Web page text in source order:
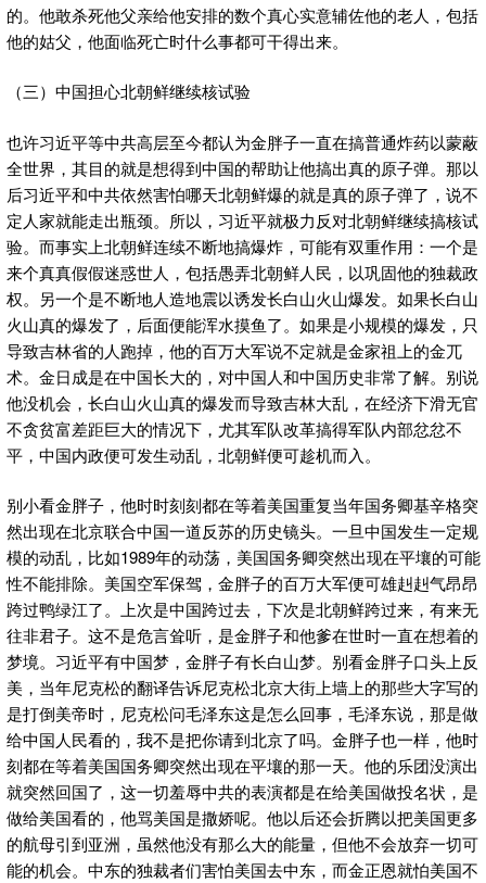
的。他敢杀死他父亲给他安排的数个真心实意辅佐他的老人，包括
他的姑父，他面临死亡时什么事都可干得出来。
（三）中国担心北朝鲜继续核试验
也许习近平等中共高层至今都认为金胖子一直在搞普通炸药以蒙蔽
全世界，其目的就是想得到中国的帮助让他搞出真的原子弹。那以
后习近平和中共依然害怕哪天北朝鲜爆的就是真的原子弹了，说不
定人家就能走出瓶颈。所以，习近平就极力反对北朝鲜继续搞核试
验。而事实上北朝鲜连续不断地搞爆炸，可能有双重作用：一个是
来个真真假假迷惑世人，包括愚弄北朝鲜人民，以巩固他的独裁政
权。另一个是不断地人造地震以诱发长白山火山爆发。如果长白山
火山真的爆发了，后面便能浑水摸鱼了。如果是小规模的爆发，只
导致吉林省的人跑掉，他的百万大军说不定就是金家祖上的金兀
术。金日成是在中国长大的，对中国人和中国历史非常了解。别说
他没机会，长白山火山真的爆发而导致吉林大乱，在经济下滑无官
不贪贫富差距巨大的情况下，尤其军队改革搞得军队内部忿忿不
平，中国内政便可发生动乱，北朝鲜便可趁机而入。
别小看金胖子，他时时刻刻都在等着美国重复当年国务卿基辛格突
然出现在北京联合中国一道反苏的历史镜头。一旦中国发生一定规
模的动乱，比如1989年的动荡，美国国务卿突然出现在平壤的可能
性不能排除。美国空军保驾，金胖子的百万大军便可雄赳赳气昂昂
跨过鸭绿江了。上次是中国跨过去，下次是北朝鲜跨过来，有来无
往非君子。这不是危言耸听，是金胖子和他爹在世时一直在想着的
梦境。习近平有中国梦，金胖子有长白山梦。别看金胖子口头上反
美，当年尼克松的翻译告诉尼克松北京大街上墙上的那些大字写的
是打倒美帝时，尼克松问毛泽东这是怎么回事，毛泽东说，那是做
给中国人民看的，我不是把你请到北京了吗。金胖子也一样，他时
刻都在等着美国国务卿突然出现在平壤的那一天。他的乐团没演出
就突然回国了，这一切羞辱中共的表演都是在给美国做投名状，是
做给美国看的，他骂美国是撒娇呢。他以后还会折腾以把美国更多
的航母引到亚洲，虽然他没有那么大的能量，但他不会放弃一切可
能的机会。中东的独裁者们害怕美国去中东，而金正恩就怕美国不